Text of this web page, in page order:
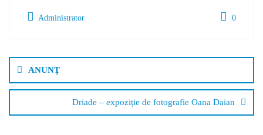
Administrator 0
în
articole
ANUNŢ
Driade – expoziție de fotografie Oana Daian